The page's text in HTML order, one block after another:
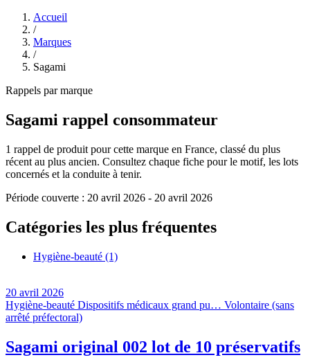
Accueil
/
Marques
/
Sagami
Rappels par marque
Sagami rappel consommateur
1 rappel de produit pour cette marque en France, classé du plus
récent au plus ancien. Consultez chaque fiche pour le motif, les lots
concernés et la conduite à tenir.
Période couverte : 20 avril 2026 - 20 avril 2026
Catégories les plus fréquentes
Hygiène-beauté (1)
20 avril 2026
Hygiène-beauté Dispositifs médicaux grand pu… Volontaire (sans
arrêté préfectoral)
Sagami original 002 lot de 10 préservatifs